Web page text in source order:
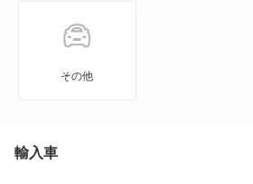
キャスト スポーツ
その他
輸入車